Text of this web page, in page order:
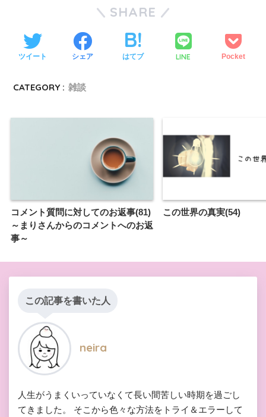
SHARE
ツイート シェア はてブ LINE Pocket
CATEGORY : 雑談
コメント質問に対してのお返事(81)
～まりさんからのコメントへのお返
事～
この世界の真実(54)
この記事を書いた人
neira
人生がうまくいっていなくて長い間苦しい時期を過ごし
てきました。 そこから色々な方法をトライ＆エラーして